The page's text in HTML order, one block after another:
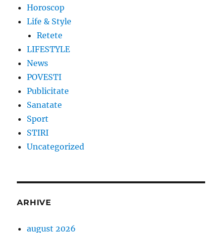
Horoscop
Life & Style
Retete
LIFESTYLE
News
POVESTI
Publicitate
Sanatate
Sport
STIRI
Uncategorized
ARHIVE
august 2026